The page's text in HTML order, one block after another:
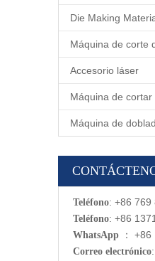
Die Making
Accesorio láser
Máquina de cortar
Teléfono: +86 769
Teléfono: +86
WhatsApp ： +86
Correo electrónico: